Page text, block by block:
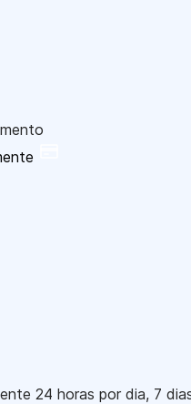
24 horas por dia, 7